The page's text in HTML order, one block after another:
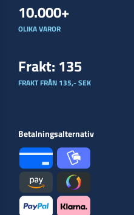
10.000+
OLIKA VAROR
Frakt: 135
FRAKT FRÅN 135,- SEK
Betalningsalternativ